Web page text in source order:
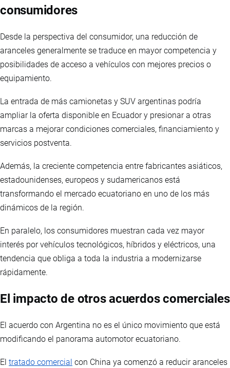
consumidores
Desde la perspectiva del consumidor, una reducción de
aranceles generalmente se traduce en mayor competencia y
posibilidades de acceso a vehículos con mejores precios o
equipamiento.
La entrada de más camionetas y SUV argentinas podría
ampliar la oferta disponible en Ecuador y presionar a otras
marcas a mejorar condiciones comerciales, financiamiento y
servicios postventa.
Además, la creciente competencia entre fabricantes asiáticos,
estadounidenses, europeos y sudamericanos está
transformando el mercado ecuatoriano en uno de los más
dinámicos de la región.
En paralelo, los consumidores muestran cada vez mayor
interés por vehículos tecnológicos, híbridos y eléctricos, una
tendencia que obliga a toda la industria a modernizarse
rápidamente.
El impacto de otros acuerdos comerciales
El acuerdo con Argentina no es el único movimiento que está
modificando el panorama automotor ecuatoriano.
El tratado comercial con China ya comenzó a reducir aranceles